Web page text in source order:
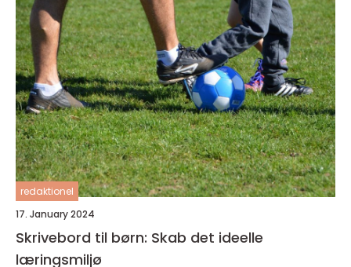
redaktionel
17. January 2024
Skrivebord til børn: Skab det ideelle
læringsmiljø